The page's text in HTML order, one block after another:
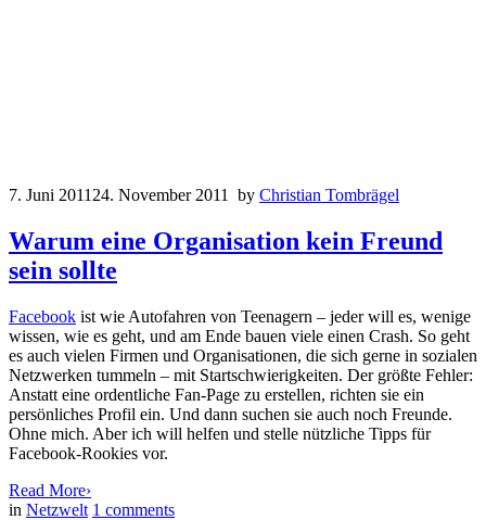
7. Juni 2011 24. November 2011 by Christian Tombrägel
Warum eine Organisation kein Freund
sein sollte
Facebook ist wie Autofahren von Teenagern – jeder will es, wenige
wissen, wie es geht, und am Ende bauen viele einen Crash. So geht
es auch vielen Firmen und Organisationen, die sich gerne in sozialen
Netzwerken tummeln – mit Startschwierigkeiten. Der größte Fehler:
Anstatt eine ordentliche Fan-Page zu erstellen, richten sie ein
persönliches Profil ein. Und dann suchen sie auch noch Freunde.
Ohne mich. Aber ich will helfen und stelle nützliche Tipps für
Facebook-Rookies vor.
Read More›
in Netzwelt 1 comments